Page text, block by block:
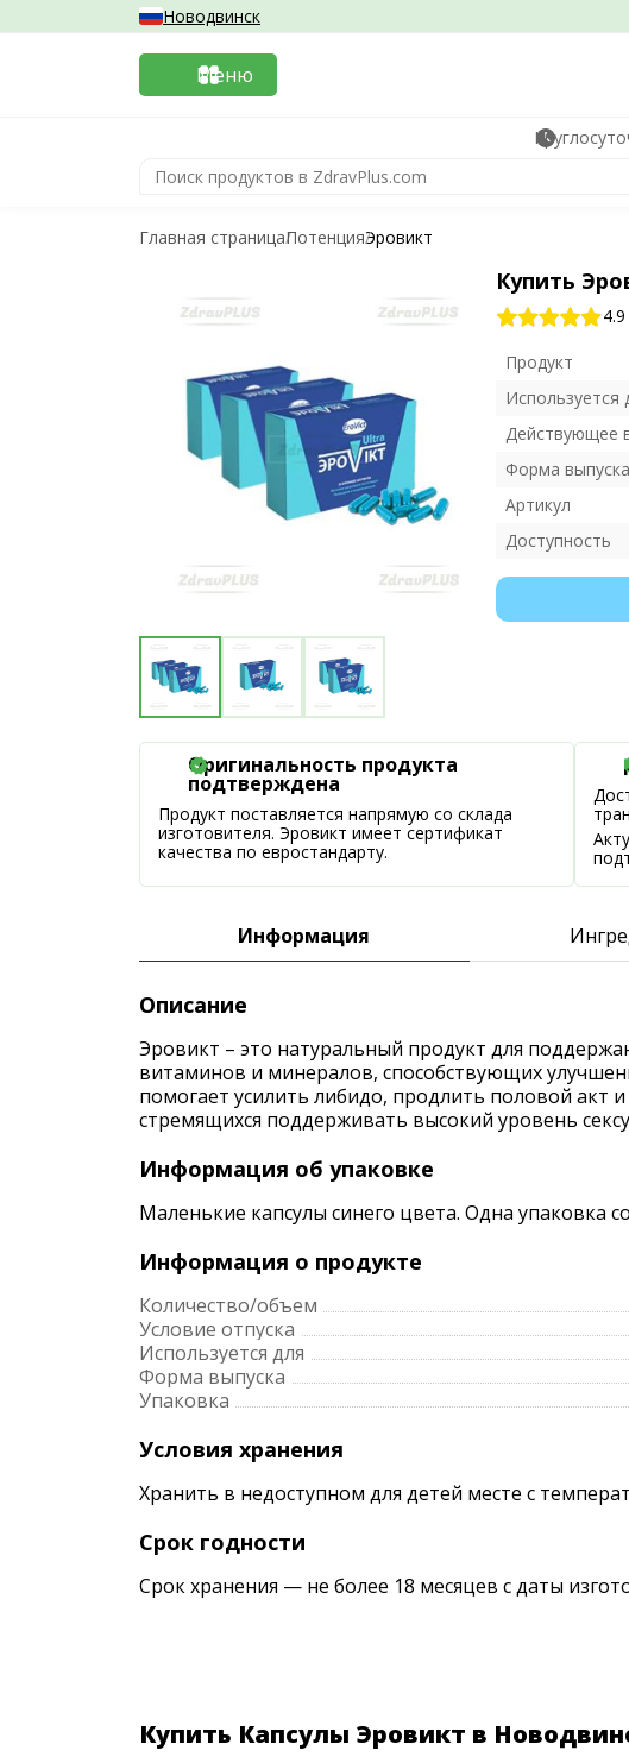
Новодвинск
Меню
Главная страницаПотенцияЭровикт
Купить
4.9
Продукт
Используется
Действующее
Форма выпуска
Артикул
Доступность
Оригинальность продукта
подтверждена
Продукт поставляется напрямую со склада
изготовителя. Эровикт имеет сертификат
качества по евростандарту.
Информация
Описание
Эровикт – это натуральный продукт для
витаминов и минералов, способствующих
помогает усилить либидо, продлить половой акт
стремящихся поддерживать высокий уровень
Информация об упаковке
Маленькие капсулы синего цвета. Одна упаковка
Информация о продукте
Количество/объем
Условие отпуска
Используется для
Форма выпуска
Упаковка
Условия хранения
Хранить в недоступном для детей месте с
Срок годности
Срок хранения — не более 18 месяцев с даты
Купить Капсулы Эровикт в